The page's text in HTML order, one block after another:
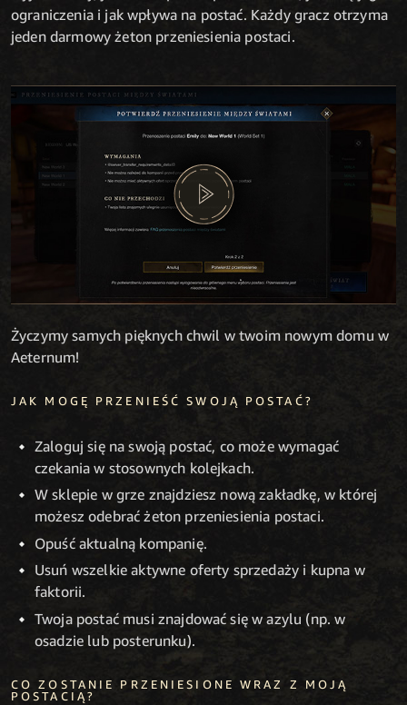
ograniczenia i jak wpływa na postać. Każdy gracz otrzyma
jeden darmowy żeton przeniesienia postaci.
Życzymy samych pięknych chwil w twoim nowym domu w
Aeternum!
JAK MOGĘ PRZENIEŚĆ SWOJĄ POSTAĆ?
Zaloguj się na swoją postać, co może wymagać
czekania w stosownych kolejkach.
W sklepie w grze znajdziesz nową zakładkę, w której
możesz odebrać żeton przeniesienia postaci.
Opuść aktualną kompanię.
Usuń wszelkie aktywne oferty sprzedaży i kupna w
faktorii.
Twoja postać musi znajdować się w azylu (np. w
osadzie lub posterunku).
CO ZOSTANIE PRZENIESIONE WRAZ Z MOJĄ
POSTACIĄ?